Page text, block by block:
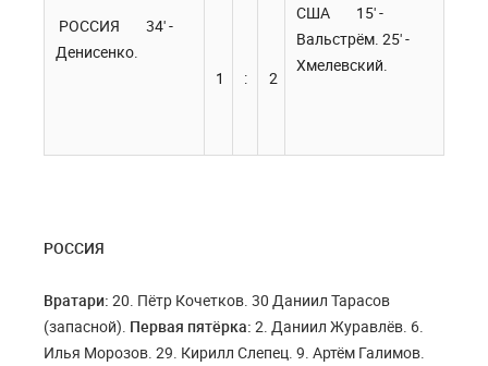
РОССИЯ 34' -
Денисенко.
1
: 2
США 15' -
Вальстрём. 25' -
Хмелевский.
РОССИЯ
Вратари: 20. Пётр Кочетков. 30 Даниил Тарасов
(запасной). Первая пятёрка: 2. Даниил Журавлёв. 6.
Илья Морозов. 29. Кирилл Слепец. 9. Артём Галимов.